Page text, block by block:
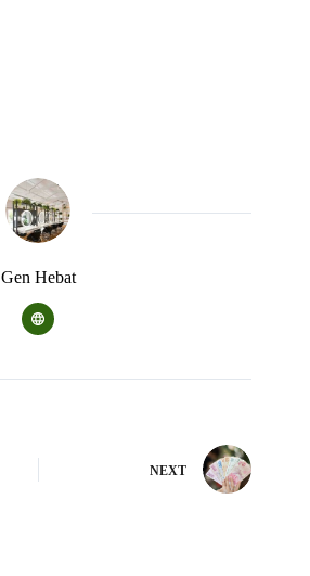
Gen Hebat
NEXT